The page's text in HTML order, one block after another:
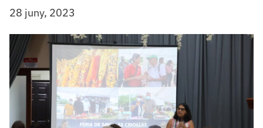
28 juny, 2023